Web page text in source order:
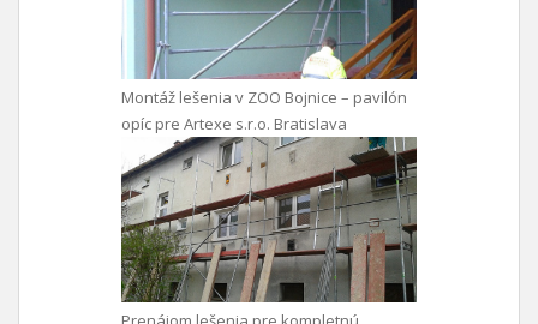
Montáž lešenia v ZOO Bojnice – pavilón
opíc pre Artexe s.r.o. Bratislava